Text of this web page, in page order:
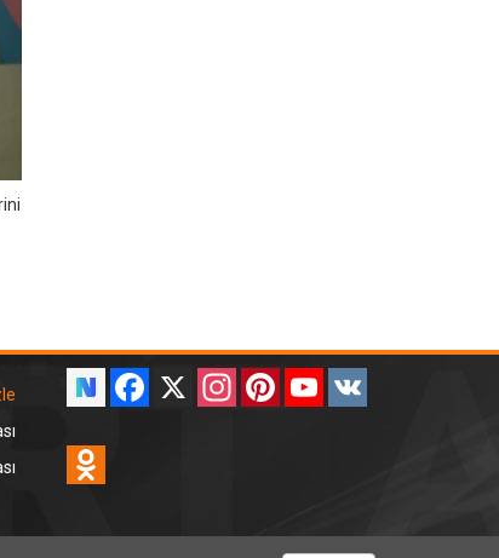
Facebook
X InstagramPinterestYouTube